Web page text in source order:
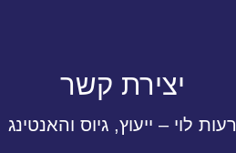
יצירת קשר
רעות לוי – ייעוץ, גיוס והאנטינג